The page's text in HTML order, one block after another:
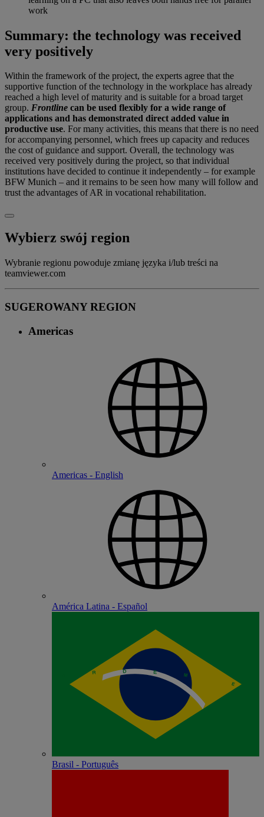
work
Summary: the technology was received
very positively
Within the framework of the project, the experts agree that the
supportive function of the technology in the workplace has already
reached a high level of maturity and is suitable for a broad target
group. Frontline can be used flexibly for a wide range of
applications and has demonstrated direct added value in
productive use. For many activities, this means that there is no need
for accompanying personnel, which frees up capacity and reduces
the cost of guidance and support. Overall, the technology was
received very positively during the project, so that individual
institutions have decided to continue it independently – for example
BFW Munich – and it remains to be seen how many will follow and
trust the advantages of AR in vocational rehabilitation.
Wybierz swój region
Wybranie regionu powoduje zmianę języka i/lub treści na
teamviewer.com
SUGEROWANY REGION
Americas
Americas - English
América Latina - Español
Brasil - Português